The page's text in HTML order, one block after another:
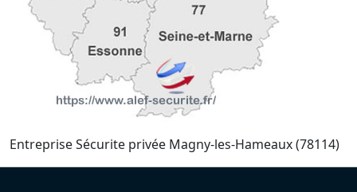
Entreprise Sécurite privée Magny-les-Hameaux (78114)